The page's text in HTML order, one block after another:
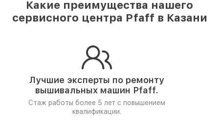
Какие преимущества нашего
сервисного центра Pfaff в Казани
Лучшие эксперты по ремонту
вышивальных машин Pfaff.
Стаж работы более 5 лет с повышением
квалификации.